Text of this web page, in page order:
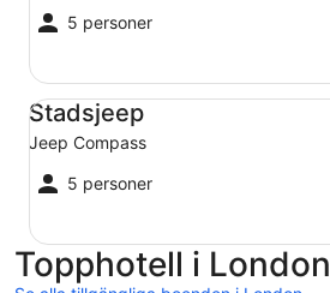
5 personer
Stadsjeep
Jeep Compass
5 personer
Stadsjeep Jeep Compass
Topphotell i London